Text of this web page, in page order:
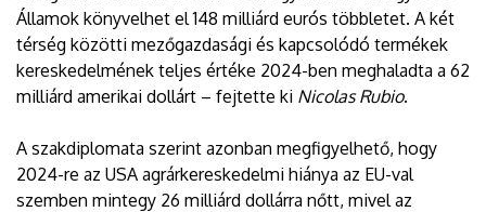
Államok könyvelhet el 148 milliárd eurós többletet. A két
térség közötti mezőgazdasági és kapcsolódó termékek
kereskedelmének teljes értéke 2024-ben meghaladta a 62
milliárd amerikai dollárt – fejtette ki Nicolas Rubio.
A szakdiplomata szerint azonban megfigyelhető, hogy
2024-re az USA agrárkereskedelmi hiánya az EU-val
szemben mintegy 26 milliárd dollárra nőtt, mivel az